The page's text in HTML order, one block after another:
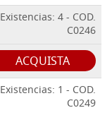
Existencias: 4 - COD.
C0246
ACQUISTA
Existencias: 1 - COD.
C0249